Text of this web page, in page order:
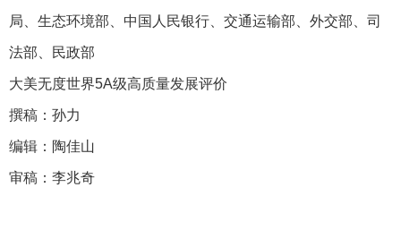
局、生态环境部、中国人民银行、交通运输部、外交部、司
法部、民政部
大美无度世界5A级高质量发展评价
撰稿：孙力
编辑：陶佳山
审稿：李兆奇